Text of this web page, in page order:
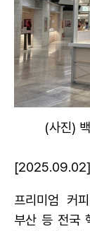
(사진)
[2025.09.02]
프리미엄 커
부산 등 전국